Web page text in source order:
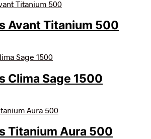
Avant Titanium 500
Clima Sage 1500
Titanium Aura 500